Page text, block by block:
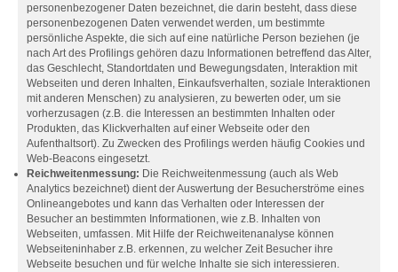
personenbezogener Daten bezeichnet, die darin besteht, dass diese
personenbezogenen Daten verwendet werden, um bestimmte
persönliche Aspekte, die sich auf eine natürliche Person beziehen (je
nach Art des Profilings gehören dazu Informationen betreffend das Alter,
das Geschlecht, Standortdaten und Bewegungsdaten, Interaktion mit
Webseiten und deren Inhalten, Einkaufsverhalten, soziale Interaktionen
mit anderen Menschen) zu analysieren, zu bewerten oder, um sie
vorherzusagen (z.B. die Interessen an bestimmten Inhalten oder
Produkten, das Klickverhalten auf einer Webseite oder den
Aufenthaltsort). Zu Zwecken des Profilings werden häufig Cookies und
Web-Beacons eingesetzt.
Reichweitenmessung: Die Reichweitenmessung (auch als Web
Analytics bezeichnet) dient der Auswertung der Besucherströme eines
Onlineangebotes und kann das Verhalten oder Interessen der
Besucher an bestimmten Informationen, wie z.B. Inhalten von
Webseiten, umfassen. Mit Hilfe der Reichweitenanalyse können
Webseiteninhaber z.B. erkennen, zu welcher Zeit Besucher ihre
Webseite besuchen und für welche Inhalte sie sich interessieren.